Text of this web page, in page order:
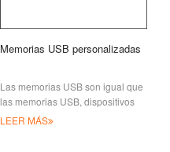
Memorias USB personalizadas
Las memorias USB son igual que
las memorias USB, dispositivos
portátiles de almacenamiento
LEER MÁS